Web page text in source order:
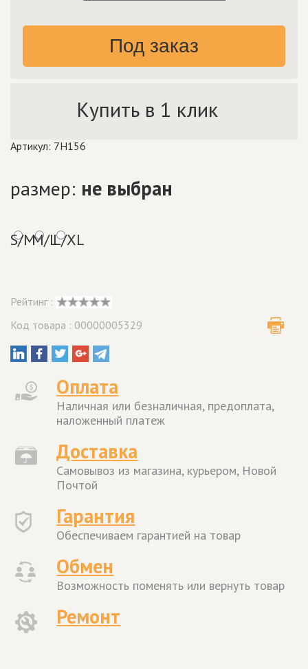
Под заказ
Купить в 1 клик
Артикул: 7H156
размер: не выбран
S/MM/LL/XL
Рейтинг :
Код товара : 00000005329
Оплата
Наличная или безналичная, предоплата,
наложенный платеж
Доставка
Самовывоз из магазина, курьером, Новой
Почтой
Гарантия
Обеспечиваем гарантией на товар
Обмен
Возможность поменять или вернуть товар
Ремонт